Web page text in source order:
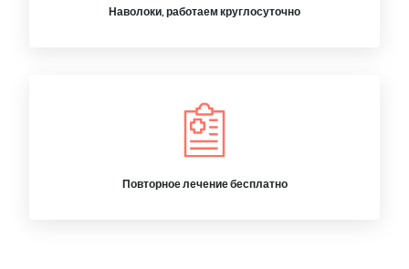
Наволоки, работаем круглосуточно
Повторное лечение бесплатно